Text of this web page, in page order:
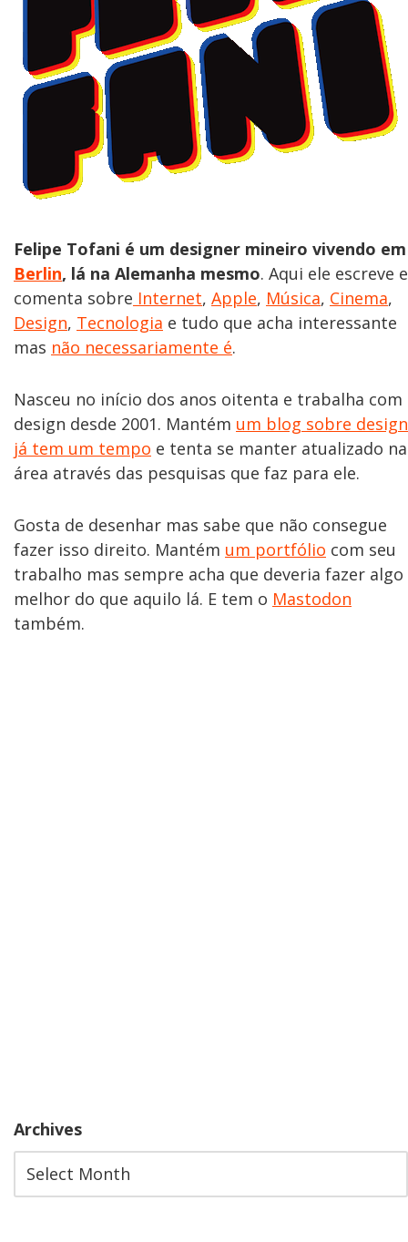
Felipe Tofani é um designer mineiro vivendo em
Berlin, lá na Alemanha mesmo. Aqui ele escreve e
comenta sobre Internet, Apple, Música, Cinema,
Design, Tecnologia e tudo que acha interessante
mas não necessariamente é.
Nasceu no início dos anos oitenta e trabalha com
design desde 2001. Mantém um blog sobre design
já tem um tempo e tenta se manter atualizado na
área através das pesquisas que faz para ele.
Gosta de desenhar mas sabe que não consegue
fazer isso direito. Mantém um portfólio com seu
trabalho mas sempre acha que deveria fazer algo
melhor do que aquilo lá. E tem o Mastodon
também.
Archives